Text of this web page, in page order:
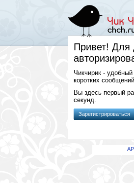
Привет! Для
Чикчирик -
коротких
Вы здесь первый
секунд.
Зарегистрироваться